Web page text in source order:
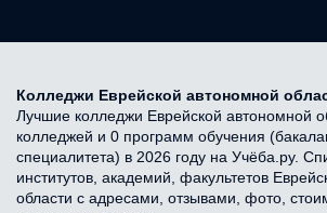
Колледжи Еврейской автономной
Лучшие колледжи Еврейской автономной
колледжей и 0 программ обучения
специалитета) в 2026 году на Учёба.ру.
институтов, академий, факультетов
области с адресами, отзывами, фото,